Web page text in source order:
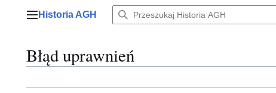
Menu główne
Historia AGH
Błąd uprawnień